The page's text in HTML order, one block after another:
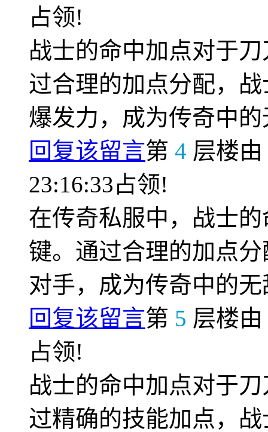
占领!
战士的命中加点对于
过合理的加点分配，
爆发力，成为传奇中
回复该留言第 4 层楼由
23:16:33占领!
在传奇私服中，战士
键。通过合理的加点
对手，成为传奇中的
回复该留言第 5 层楼由
占领!
战士的命中加点对于
过精确的技能加点，